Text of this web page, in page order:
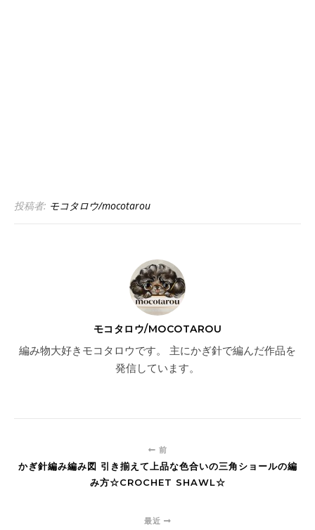
投稿者: モコタロウ/mocotarou
モコタロウ/MOCOTAROU
編み物大好きモコタロウです。 主にかぎ針で編んだ作品を
発信しています。
前
かぎ針編み編み図 引き揃えて上品な色合いの三角ショールの編
み方☆CROCHET SHAWL☆
最近